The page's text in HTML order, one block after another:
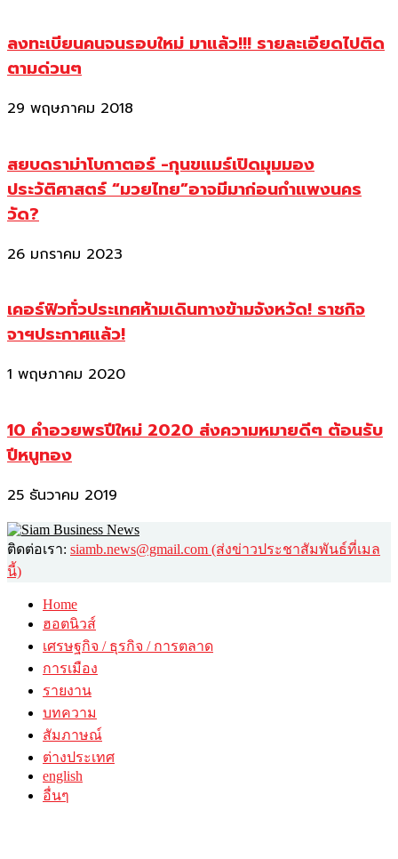
ลงทะเบียนคนจนรอบใหม่ มาแล้ว!!! รายละเอียดไปติด
ตามด่วนๆ
29 พฤษภาคม 2018
สยบดราม่าโบกาตอร์ -กุนขแมร์เปิดมุมมอง
ประวัติศาสตร์ “มวยไทย”อาจมีมาก่อนกำแพงนคร
วัด?
26 มกราคม 2023
เคอร์ฟิวทั่วประเทศห้ามเดินทางข้ามจังหวัด! ราชกิจ
จาฯประกาศแล้ว!
1 พฤษภาคม 2020
10 คำอวยพรปีใหม่ 2020 ส่งความหมายดีๆ ต้อนรับ
ปีหนูทอง
25 ธันวาคม 2019
ติดต่อเรา: siamb.news@gmail.com (ส่งข่าวประชาสัมพันธ์ที่เมล
นี้)
Home
ฮอตนิวส์
เศรษฐกิจ / ธุรกิจ / การตลาด
การเมือง
รายงาน
บทความ
สัมภาษณ์
ต่างประเทศ
english
อื่นๆ